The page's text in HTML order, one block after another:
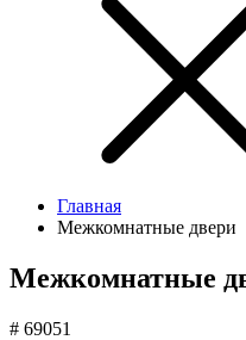
Главная
Межкомнатные двери
Межкомнатные
# 69051